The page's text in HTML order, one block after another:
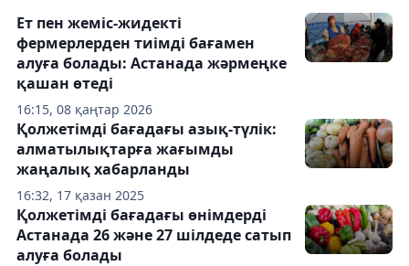
16:15, 08 қаңтар 2026
Ет пен жеміс-жидекті
фермерлерден тиімді бағамен
алуға болады: Астанада жәрмеңке
қашан өтеді
16:32, 17 қазан 2025
Қолжетімді бағадағы азық-түлік:
алматылықтарға жағымды
жаңалық хабарланды
Қолжетімді бағадағы өнімдерді
Астанада 26 және 27 шілдеде сатып
алуға болады